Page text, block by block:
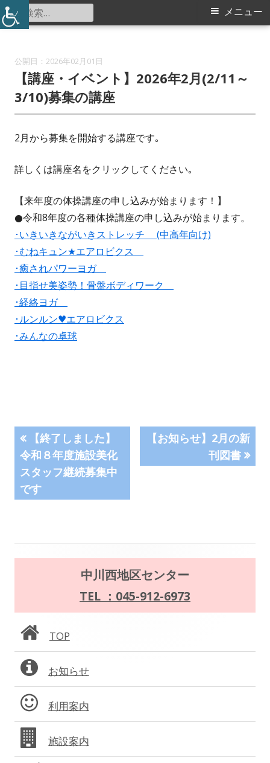
コ
ン
中川西地区センター
メ
メニュー
検
索:
2026年02月01日
【講座・イベント】2026年2月(2/11～
3/10)募集の講座
2月から募集を開始する講座です｡
詳しくは講座名をクリックしてください｡
【来年度の体操講座の申し込みが始まります！】
●令和8年度の各種体操講座の申し込みが始まります。
･いきいきながいきストレッチ (中高年向け)
･むねキュン★エアロビクス
･癒されパワーヨガ
･目指せ美姿勢！骨盤ボディワーク
･経絡ヨガ
･ルンルン♥エアロビクス
･みんなの卓球
投
稿
ナ
ョ
ン
前
の
記
事:
【終了しました】
令和８年度施設美化
スタッフ継続募集中
です
次
【お知らせ】2月の新
刊図書
ン
サ
イ
ド
バ
ー
中川西地区センター
TEL ：045-912-6973
TOP
お知らせ
利用案内
施設案内